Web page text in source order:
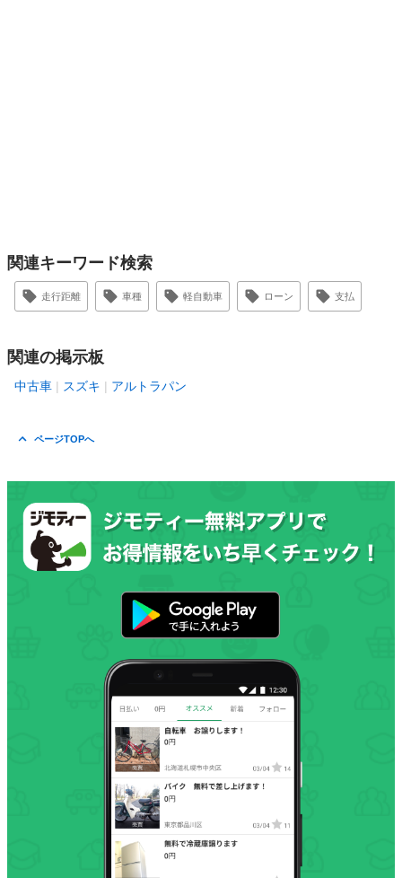
関連キーワード検索
走行距離 車種 軽自動車 ローン 支払
関連の掲示板
中古車 スズキ アルトラパン
ページTOPへ